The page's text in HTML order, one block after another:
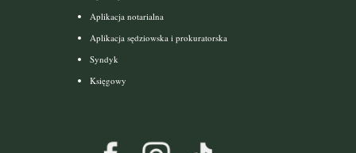
Aplikacja notarialna
Aplikacja sędziowska i prokuratorska
Syndyk
Księgowy